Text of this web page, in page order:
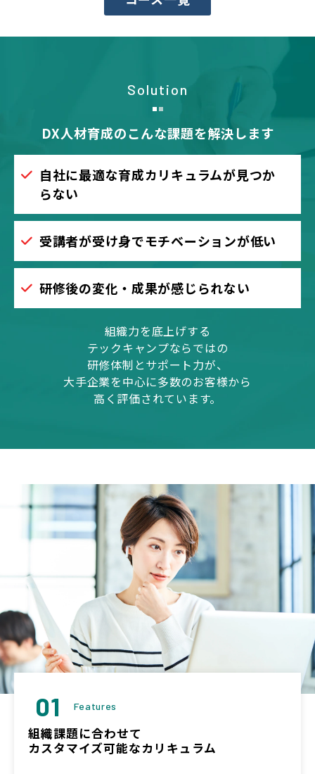
Solution
DX人材育成のこんな課題を解決します
自社に最適な育成カリキュラムが見つか
らない
受講者が受け身でモチベーションが低い
研修後の変化・成果が感じられない
組織力を底上げする
テックキャンプならではの
研修体制とサポート力が、
大手企業を中心に多数のお客様から
高く評価されています。
01 Features
組織課題に合わせて
カスタマイズ可能なカリキュラム